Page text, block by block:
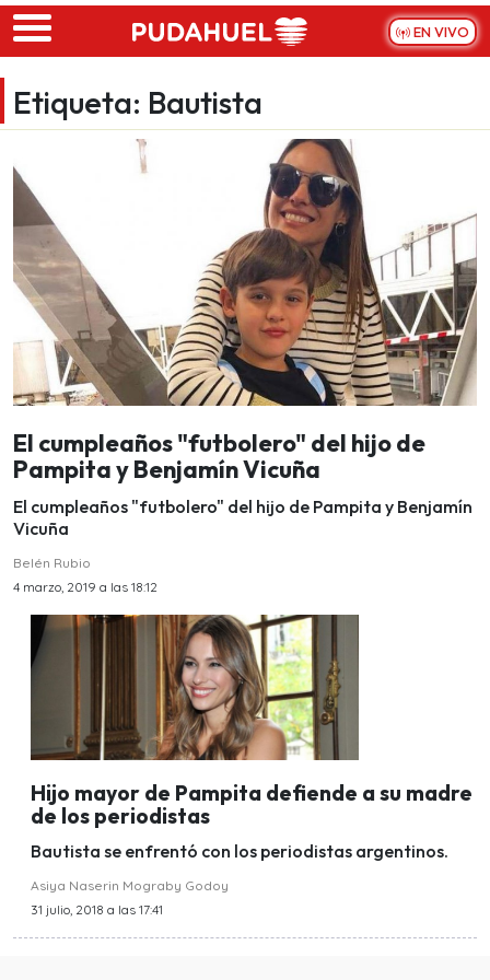
Skip to main content
EN VIVO
Etiqueta: Bautista
El cumpleaños "futbolero" del hijo de
Pampita y Benjamín Vicuña
El cumpleaños "futbolero" del hijo de Pampita y Benjamín
Vicuña
Belén Rubio
4 marzo, 2019 a las 18:12
Hijo mayor de Pampita defiende a su madre
de los periodistas
Bautista se enfrentó con los periodistas argentinos.
Asiya Naserin Mograby Godoy
31 julio, 2018 a las 17:41